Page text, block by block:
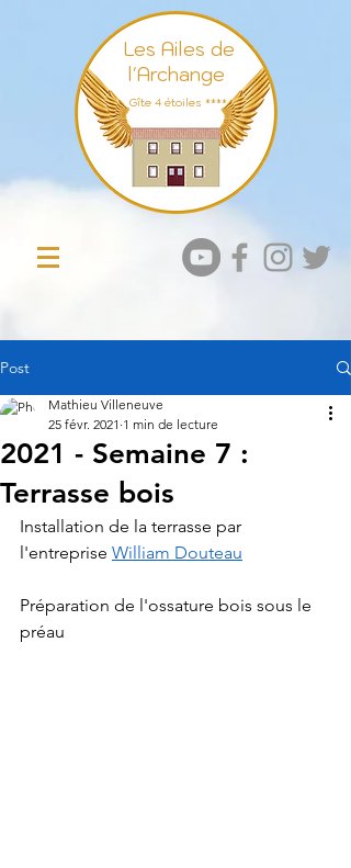
Les Ailes de
l'Archange
Gîte 4 étoiles ****
Post
2021 - Semaine 7 :
Terrasse bois
Mathieu Villeneuve
25 févr. 2021 1 min de lecture
Installation de la terrasse par
l'entreprise William Douteau
Préparation de l'ossature bois sous le
préau